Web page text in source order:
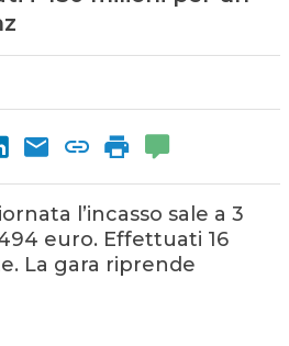
l’incasso sale a 3
euro. Effettuati 16
La gara riprende